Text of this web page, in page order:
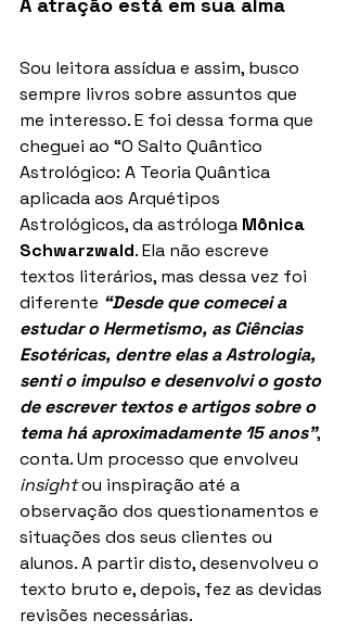
Sou leitora assídua e assim, busco
sempre livros sobre assuntos que
me interesso. E foi dessa forma que
cheguei ao “O Salto Quântico
Astrológico: A Teoria Quântica
aplicada aos Arquétipos
Astrológicos, da astróloga Mônica
Schwarzwald. Ela não escreve
textos literários, mas dessa vez foi
diferente “Desde que comecei a
estudar o Hermetismo, as Ciências
Esotéricas, dentre elas a Astrologia,
senti o impulso e desenvolvi o gosto
de escrever textos e artigos sobre o
tema há aproximadamente 15 anos”,
conta. Um processo que envolveu
insight ou inspiração até a
observação dos questionamentos e
situações dos seus clientes ou
alunos. A partir disto, desenvolveu o
texto bruto e, depois, fez as devidas
revisões necessárias.